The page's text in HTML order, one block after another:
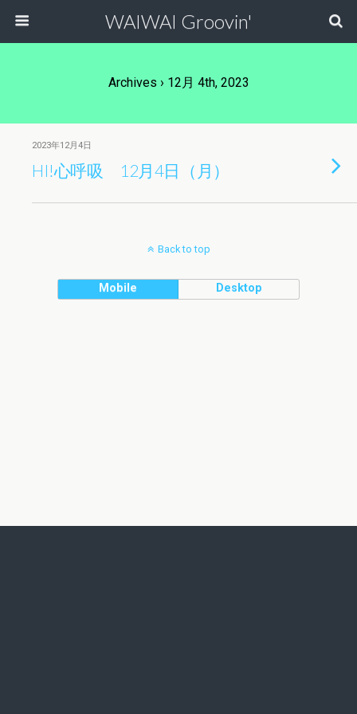
WAIWAI Groovin'
Archives › 12月 4th, 2023
2023年12月4日
HI!心呼吸 12月4日（月）
Back to top
Mobile Desktop